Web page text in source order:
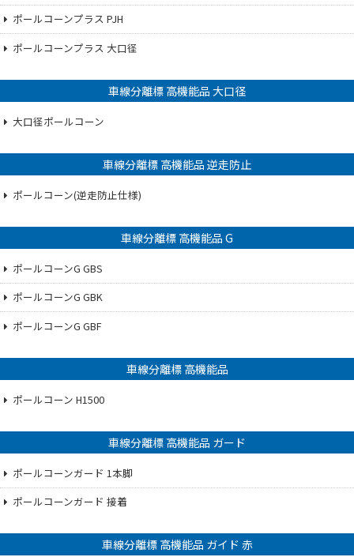
ポールコーンプラス PJH
ポールコーンプラス 大口径
車線分離標 高機能品 大口径
大口径ポールコーン
車線分離標 高機能品 逆走防止
ポールコーン(逆走防止仕様)
車線分離標 高機能品 G
ポールコーンG GBS
ポールコーンG GBK
ポールコーンG GBF
車線分離標 高機能品
ポールコーン H1500
車線分離標 高機能品 ガード
ポールコーンガード 1本脚
ポールコーンガード 接着
車線分離標 高機能品 ガイド 赤